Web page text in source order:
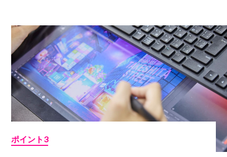
ポイント3